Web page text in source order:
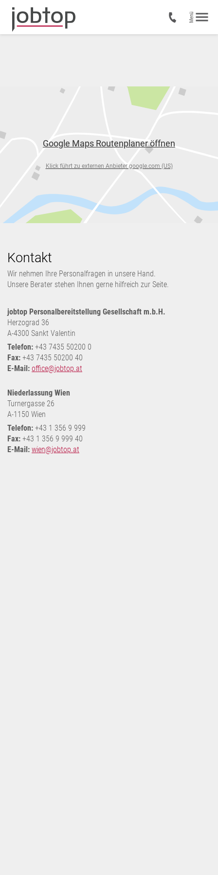
Google Maps Routenplaner öffnen
Klick führt zu externen Anbieter google.com (US)
Kontakt
Wir nehmen Ihre Personalfragen in unsere Hand.
Unsere Berater stehen Ihnen gerne hilfreich zur Seite.
jobtop Personalbereitstellung Gesellschaft m.b.H.
Herzograd 36
A-4300 Sankt Valentin
Telefon: +43 7435 50200 0
Fax: +43 7435 50200 40
E-Mail: office@jobtop.at
Niederlassung Wien
Turnergasse 26
A-1150 Wien
Telefon: +43 1 356 9 999
Fax: +43 1 356 9 999 40
E-Mail: wien@jobtop.at